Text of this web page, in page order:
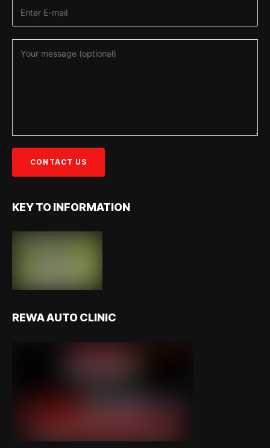
KEY TO INFORMATION
REWA AUTO CLINIC